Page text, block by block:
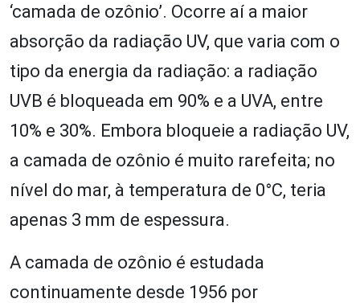
‘camada de ozônio’. Ocorre aí a maior
absorção da radiação UV, que varia com o
tipo da energia da radiação: a radiação
UVB é bloqueada em 90% e a UVA, entre
10% e 30%. Embora bloqueie a radiação UV,
a camada de ozônio é muito rarefeita; no
nível do mar, à temperatura de 0°C, teria
apenas 3 mm de espessura.
A camada de ozônio é estudada
continuamente desde 1956 por